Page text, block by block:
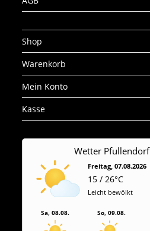
Shop
Warenkorb
Mein Konto
Kasse
Wetter Pfullendorf
Freitag, 07.08.2026
15 / 26°C
Leicht bewölkt
Sa, 08.08. So, 09.08.